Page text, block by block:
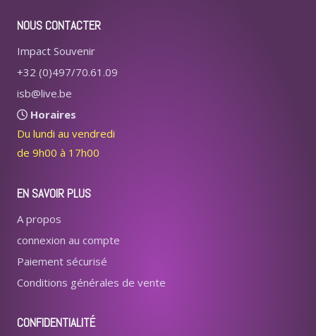
NOUS CONTACTER
Impact Souvenir
+32 (0)497/70.61.09
isb@live.be
Horaires
Du lundi au vendredi
de 9h00 à 17h00
EN SAVOIR PLUS
A propos
connexion au compte
Paiement sécurisé
Conditions générales de vente
CONFIDENTIALITÉ